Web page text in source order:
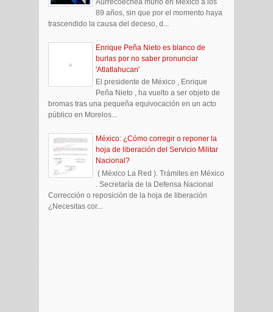
Aurrecoechea murió en México a los
89 años, sin que por el momento haya
trascendido la causa del deceso, d...
Enrique Peña Nieto es blanco de
burlas por no saber pronunciar
'Atlatlahucan'
El presidente de México , Enrique
Peña Nieto , ha vuelto a ser objeto de
bromas tras una pequeña equivocación en un acto
público en Morelos...
México: ¿Cómo corregir o reponer la
hoja de liberación del Servicio Militar
Nacional?
( México La Red ). Trámites en México
. Secretaría de la Defensa Nacional
Corrección o reposición de la hoja de liberación
¿Necesitas cor...